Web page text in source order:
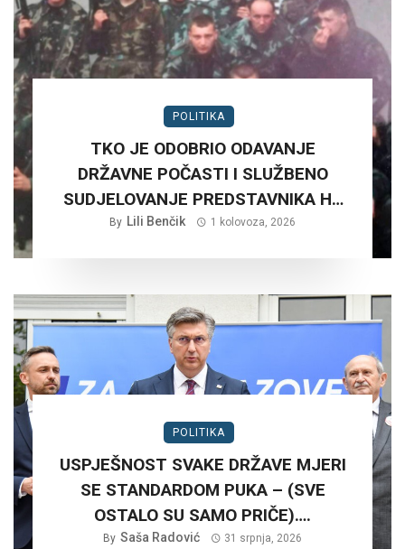
POLITIKA
TKO JE ODOBRIO ODAVANJE
DRŽAVNE POČASTI I SLUŽBENO
SUDJELOVANJE PREDSTAVNIKA HV
NA RUŠNJAKU KOD BADERNE 27,
By Lili Benčik 1 kolovoza, 2026
POLITIKA
USPJEŠNOST SVAKE DRŽAVE MJERI
SE STANDARDOM PUKA – (SVE
OSTALO SU SAMO PRIČE)….
By Saša Radović 31 srpnja, 2026